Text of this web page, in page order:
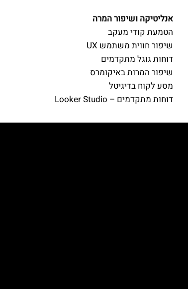
אנליטיקה ושיפור המרה
הטמעת קודי מעקב
שיפור חווית משתמש UX
דוחות גוגל מתקדמים
שיפור המרות באיקומרס
מסע לקוח בדיגיטל
דוחות מתקדמים – Looker Studio